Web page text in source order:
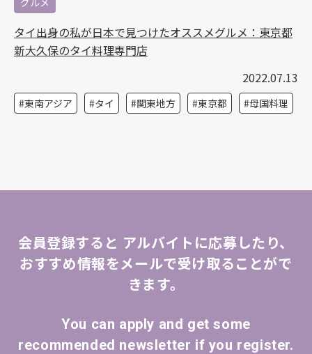
タイ出身の私が日本で見つけたオススメグルメ：東京都
新大久保のタイ料理専門店
2022.07.13
東南アジア タイ 関東地方 東京都 母国料理
会員登録すると アルバイトに応募したり、
おすすめ情報をメールで受け取ることがで
きます。
You can apply and get some
recommended newsletter if you register.